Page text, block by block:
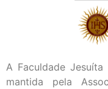
A Faculdade
mantida pela